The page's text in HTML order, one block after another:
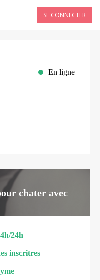
SE CONNECTER
En ligne
chater avec
24h
inscritres